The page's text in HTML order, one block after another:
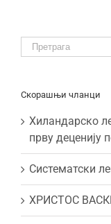
Traži:
Скорашњи чланци
Хиландарско
прву деценију
Систематски
ХРИСТОС